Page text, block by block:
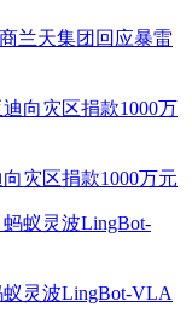
兰天集团回应暴雷
灾区捐款1000万元
灵波LingBot-VLA